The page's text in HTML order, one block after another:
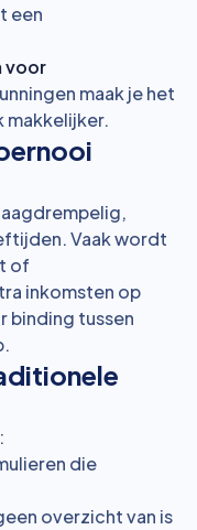
een
voor
maak je het
makkelijker.
Vaak wordt
of
inkomsten op
binding tussen
die
overzicht van is